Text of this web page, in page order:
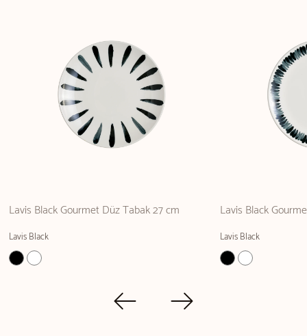
Lavis Black Gourmet Düz Tabak 27 cm
Lavis Black
Lavis Black
Lavis Black